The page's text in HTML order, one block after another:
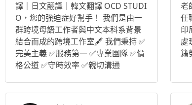
譯｜日文翻譯｜韓文翻譯 OCD STUDI
O，您的強迫症好幫手！ 我們是由一
群跨境母語工作者與中文本科系背景
結合而成的跨境工作室🖋 我們秉持 ✅
完美主義 ✅服務第一 ✅專業團隊 ✅價
格公道 ✅守時效率 ✅親切溝通
老
任
印
處
籍